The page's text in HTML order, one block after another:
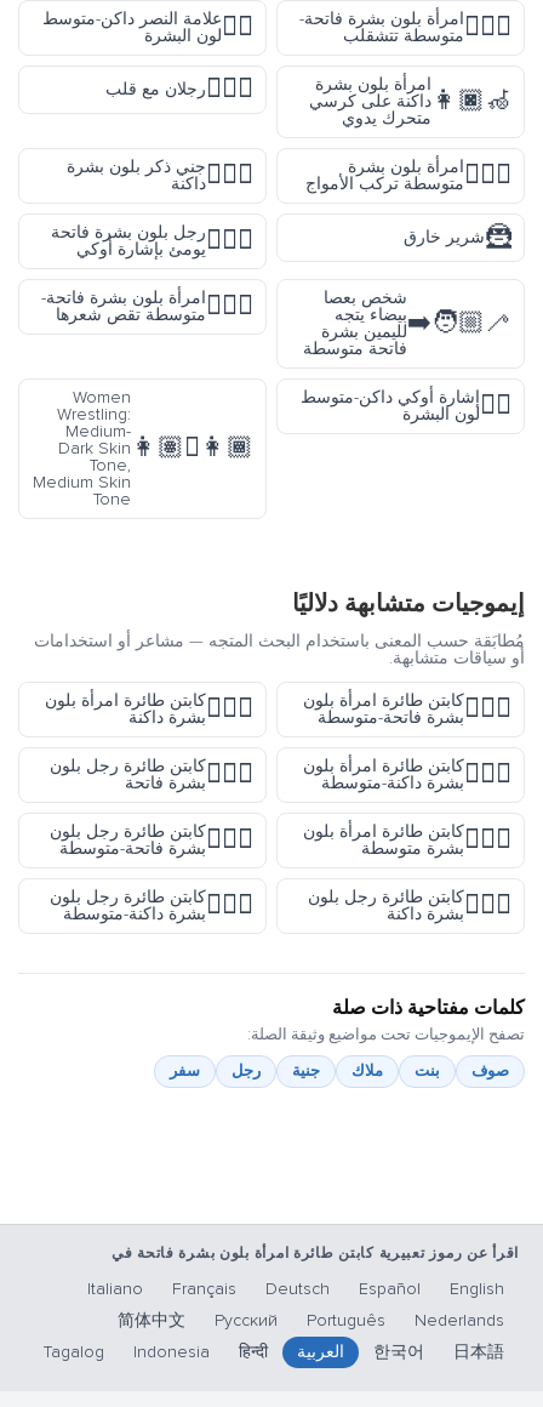
🤸🏼‍♀️امرأة بلون بشرة فاتحة-
متوسطة تتشقلب
✌🏾علامة النصر داكن-متوسط
لون البشرة
👩🏿‍🦽
امرأة بلون بشرة
داكنة على كرسي
متحرك يدوي
👨‍❤️‍👨رجلان مع قلب
🏄🏽‍♀️امرأة بلون بشرة
متوسطة تركب الأمواج
🧚🏿‍♂️جني ذكر بلون بشرة
داكنة
🦹شرير خارق 🙆🏻‍♂️رجل بلون بشرة فاتحة
يومئ بإشارة أوكي
🧑🏼‍🦯‍➡️
شخص بعصا
بيضاء يتجه
لليمين بشرة
فاتحة متوسطة
💇🏼‍♀️امرأة بلون بشرة فاتحة-
متوسطة تقص شعرها
👌🏾إشارة أوكي داكن-متوسط
لون البشرة
👩🏾‍🫯‍👩🏽
Women
Wrestling:
Medium-
Dark Skin
Tone,
Medium Skin
Tone
إيموجيات متشابهة دلاليًا
مُطابَقة حسب المعنى باستخدام البحث المتجه — مشاعر أو استخدامات
أو سياقات متشابهة.
👩🏼‍✈️كابتن طائرة امرأة بلون
بشرة فاتحة-متوسطة
👩🏿‍✈️كابتن طائرة امرأة بلون
بشرة داكنة
👩🏾‍✈️كابتن طائرة امرأة بلون
بشرة داكنة-متوسطة
👨🏻‍✈️كابتن طائرة رجل بلون
بشرة فاتحة
👩🏽‍✈️كابتن طائرة امرأة بلون
بشرة متوسطة
👨🏼‍✈️كابتن طائرة رجل بلون
بشرة فاتحة-متوسطة
👨🏿‍✈️كابتن طائرة رجل بلون
بشرة داكنة
👨🏾‍✈️كابتن طائرة رجل بلون
بشرة داكنة-متوسطة
كلمات مفتاحية ذات صلة
تصفح الإيموجيات تحت مواضيع وثيقة الصلة:
صوف
بنت ملاك جنية رجل سفر
اقرأ عن رموز تعبيرية كابتن طائرة امرأة بلون بشرة فاتحة في
English
Español
Deutsch
Français
Italiano
Nederlands
Português
Русский
简体中文
日本語
한국어 العربية हिन्दी
Indonesia
Tagalog